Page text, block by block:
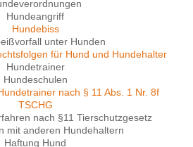
Hundeangriff
Hundebiss
unter Hunden
für Hund und Hundehalter
Hundetrainer
Hundeschulen
nach § 11 Abs. 1 Nr. 8f
TSCHG
nach §11 Tierschutzgesetz
mit anderen Hundehaltern
Haftung Hund